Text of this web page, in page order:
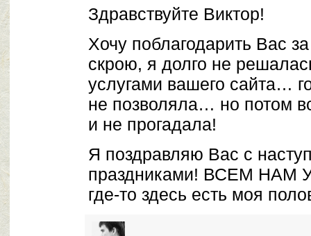
Здравствуйте Виктор!
Хочу поблагодарить Вас
скрою, я долго не
услугами вашего сайта…
не позволяла… но потом
и не прогадала!
Я поздравляю Вас с
праздниками! ВСЕМ НАМ
где-то здесь есть моя